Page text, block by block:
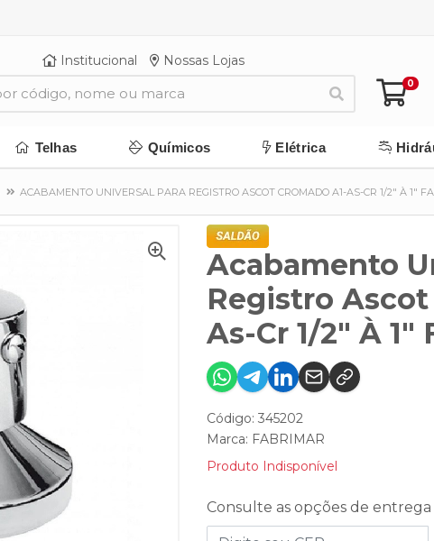
Institucional Nossas Lojas
0
Telhas Químicos Elétrica
ACABAMENTO UNIVERSAL PARA REGISTRO ASCOT CROMADO A1-AS-CR 1/2" À 1"
Acabamento
Registro Ascot
As-Cr 1/2" À 1"
Código: 345202
Marca: FABRIMAR
Produto Indisponível
Consulte as opções de entrega